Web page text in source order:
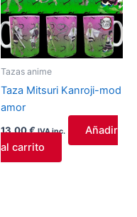
Tazas anime
Taza Mitsuri Kanroji-mod
amor
13,00€ IVA inc.
Añadir
al carrito